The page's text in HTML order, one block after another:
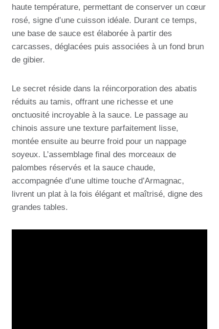
haute température, permettant de conserver un cœur
rosé, signe d’une cuisson idéale. Durant ce temps,
une base de sauce est élaborée à partir des
carcasses, déglacées puis associées à un fond brun
de gibier.
Le secret réside dans la réincorporation des abatis
réduits au tamis, offrant une richesse et une
onctuosité incroyable à la sauce. Le passage au
chinois assure une texture parfaitement lisse,
montée ensuite au beurre froid pour un nappage
soyeux. L’assemblage final des morceaux de
palombes réservés et la sauce chaude,
accompagnée d’une ultime touche d’Armagnac,
livrent un plat à la fois élégant et maîtrisé, digne des
grandes tables.